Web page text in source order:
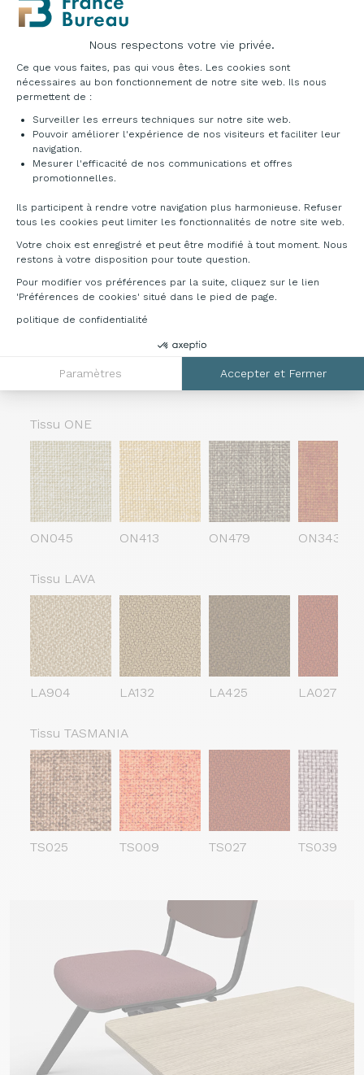
Nous respectons votre vie privée.
Plateforme de Gestion du Consentement :
Ce que vous faites, pas qui vous êtes. Les cookies sont
nécessaires au bon fonctionnement de notre site web. Ils nous
permettent de :
Surveiller les erreurs techniques sur notre site web.
Pouvoir améliorer l'expérience de nos visiteurs et faciliter leur
navigation.
Mesurer l'efficacité de nos communications et offres
promotionnelles.
Ils participent à rendre votre navigation plus harmonieuse. Refuser
tous les cookies peut limiter les fonctionnalités de notre site web.
Votre choix est enregistré et peut être modifié à tout moment. Nous
restons à votre disposition pour toute question.
Pour modifier vos préférences par la suite, cliquez sur le lien
'Préférences de cookies' situé dans le pied de page.
politique de confidentialité
Paramètres Accepter et Fermer
Axeptio consent
Nuancier
Polypropylène
Blanc
Anthracite
007
Gris
054
Hêtre
055
Tissu ONE
ON045 ON413 ON479 ON343
Tissu LAVA
LA904 LA132 LA425 LA027
Tissu TASMANIA
TS025 TS009 TS027 TS039